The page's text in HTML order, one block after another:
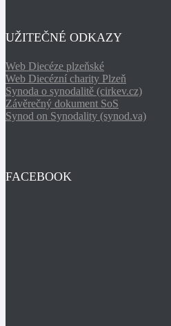
UŽITEČNÉ ODKAZY
Web Diecéze plzeňské
Web Diecézní charity Plzeň
Synoda o synodalitě (cirkev.cz)
Závěrečný dokument SoS
Synod on Synodality (synod.va)
FACEBOOK